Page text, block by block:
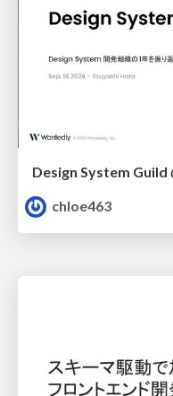
Design System Guild
chloe463